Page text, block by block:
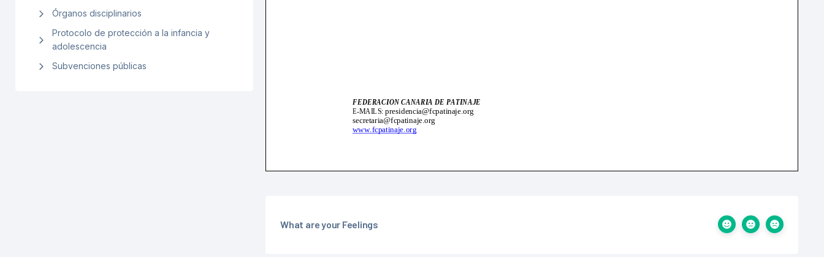
Órganos disciplinarios
Protocolo de protección a la infancia y
adolescencia
Subvenciones públicas
What are your Feelings